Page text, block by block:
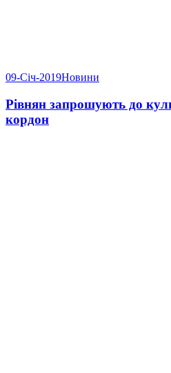
09-Січ-2019Новини
Рівнян запрошують до
кордон